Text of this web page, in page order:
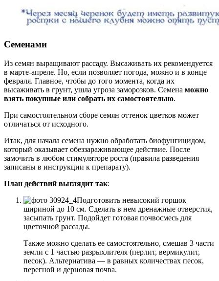
Семенами
Из семян выращивают рассаду. Высаживать их рекомендуется
в марте-апреле. Но, если позволяет погода, можно и в конце
февраля. Главное, чтобы до того момента, когда их
высаживать в грунт, ушла угроза заморозков. Семена можно
взять покупные или собрать их самостоятельно.
При самостоятельном сборе семян оттенок цветков может
отличаться от исходного.
Итак, для начала семена нужно обработать биофунгицидом,
который оказывает обеззараживающее действие. После
замочить в любом стимуляторе роста (правила разведения
записаны в инструкции к препарату).
План действий выглядит так:
Подготовить невысокий горшок
шириной до 10 см. Сделать в нем дренажные отверстия,
засыпать грунт. Подойдет готовая почвосмесь для
цветочной рассады.
Также можно сделать ее самостоятельно, смешав 3 части
земли с 1 частью разрыхлителя (перлит, вермикулит,
песок). Альтернатива — в равных количествах песок,
перегной и дерновая почва.